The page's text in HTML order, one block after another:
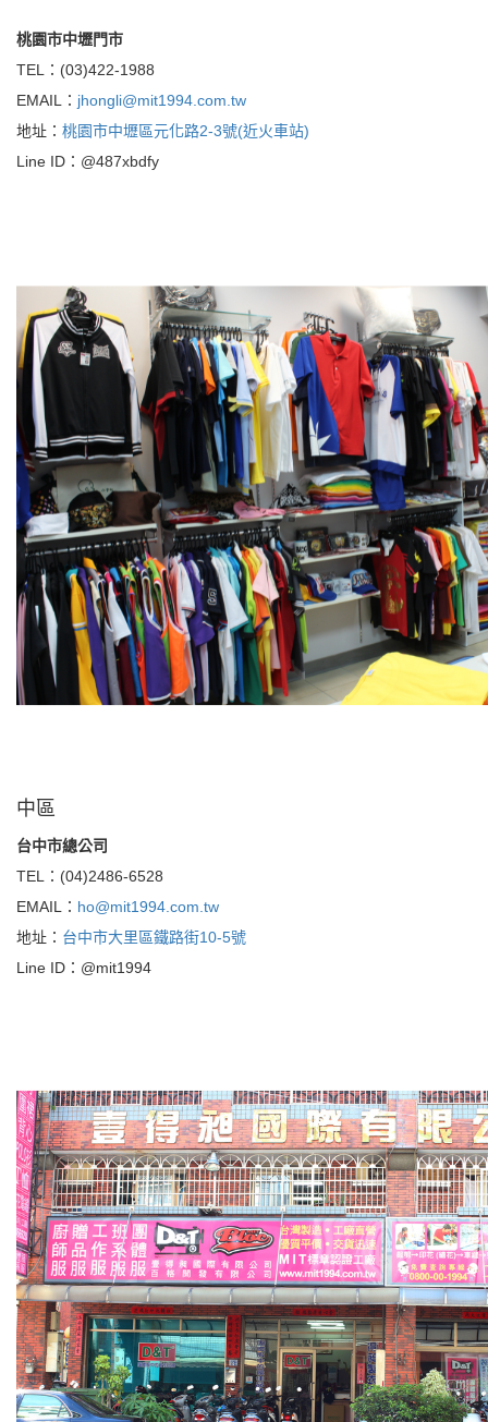
桃園市中壢門市
TEL：(03)422-1988
EMAIL： jhongli@mit1994.com.tw
地址： 桃園市中壢區元化路2-3號(近火車站)
Line ID：@487xbdfy
中區
台中市總公司
TEL：(04)2486-6528
EMAIL： ho@mit1994.com.tw
地址： 台中市大里區鐵路街10-5號
Line ID：@mit1994